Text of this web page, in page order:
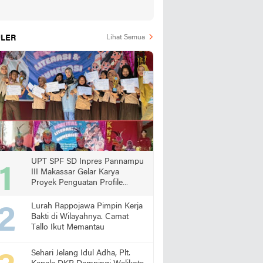
Lihat Semua
UPT SPF SD Inpres Pannampu
III Makassar Gelar Karya
Proyek Penguatan Profile
Lurah Rappojawa Pimpin Kerja
Bakti di Wilayahnya. Camat
Tallo Ikut Memantau
Sehari Jelang Idul Adha, Plt.